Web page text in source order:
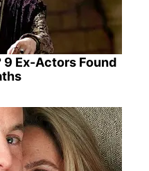
9 Ex-Actors Found